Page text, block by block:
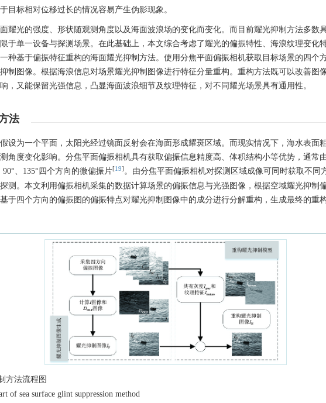
目标相对位移过长的情况容易产生伪影现象。
耀光的强度、形状随观测角度以及海面波浪场的变化而变化。而目前耀光抑制方法多数
于单一设备与探测场景。在此基础上，本文综合考虑了耀光的偏振特性、海浪纹理变化
种基于偏振特征重构的海面耀光抑制方法。使用分焦平面偏振相机获取目标场景的四个
制图像。根据海浪信息对场景耀光抑制图像进行特征分量重构。重构方法既可以改善图
，又能保留光强信息，凸显海面波浪细节及纹理特征，对不同耀光场景具有通用性。
法
设为一个平面，太阳光经过镜面反射会在海面形成耀斑区域。而现实情况下，海水表面
角度变化影响。分焦平面偏振相机具有获取偏振信息精度高、体积结构小等优势，通常
、135°四个方向的微偏振片[19] 。由分焦平面偏振相机对探测区域成像可同时获取不同
测。本文利用偏振相机采集的数据计算场景的偏振信息与光强图像，根据空域耀光抑制
于四个方向的偏振图的偏振特点对耀光抑制图像中的成分进行分解重构，生成最终的重
方法流程图
of sea surface glint suppression method